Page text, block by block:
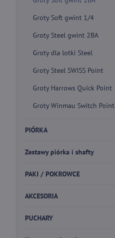
Groty Soft gwint 1/4
Groty Steel gwint 2BA
Groty dla lotki Steel
Groty Steel SWISS Point
Groty Harrows Quick Point
Groty Winmau Switch Point
PIÓRKA
Zestawy piórka i shafty
PAKI / POKROWCE
AKCESORIA
PUCHARY